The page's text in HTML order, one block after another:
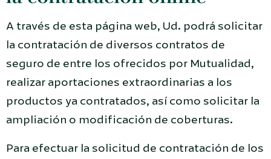
A través de esta página web, Ud. podrá solicitar
la contratación de diversos contratos de
seguro de entre los ofrecidos por Mutualidad,
realizar aportaciones extraordinarias a los
productos ya contratados, así como solicitar la
ampliación o modificación de coberturas.
Para efectuar la solicitud de contratación de los